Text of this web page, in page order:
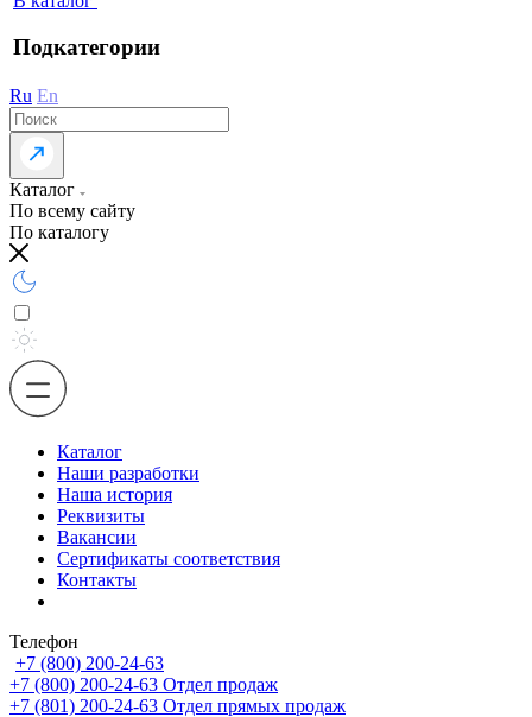
Подкатегории
Ru En
Каталог
По всему сайту
По каталогу
Каталог
Наши разработки
Наша история
Реквизиты
Вакансии
Сертификаты соответствия
Контакты
Телефон
+7 (800) 200-24-63
+7 (800) 200-24-63 Отдел продаж
+7 (801) 200-24-63 Отдел прямых продаж